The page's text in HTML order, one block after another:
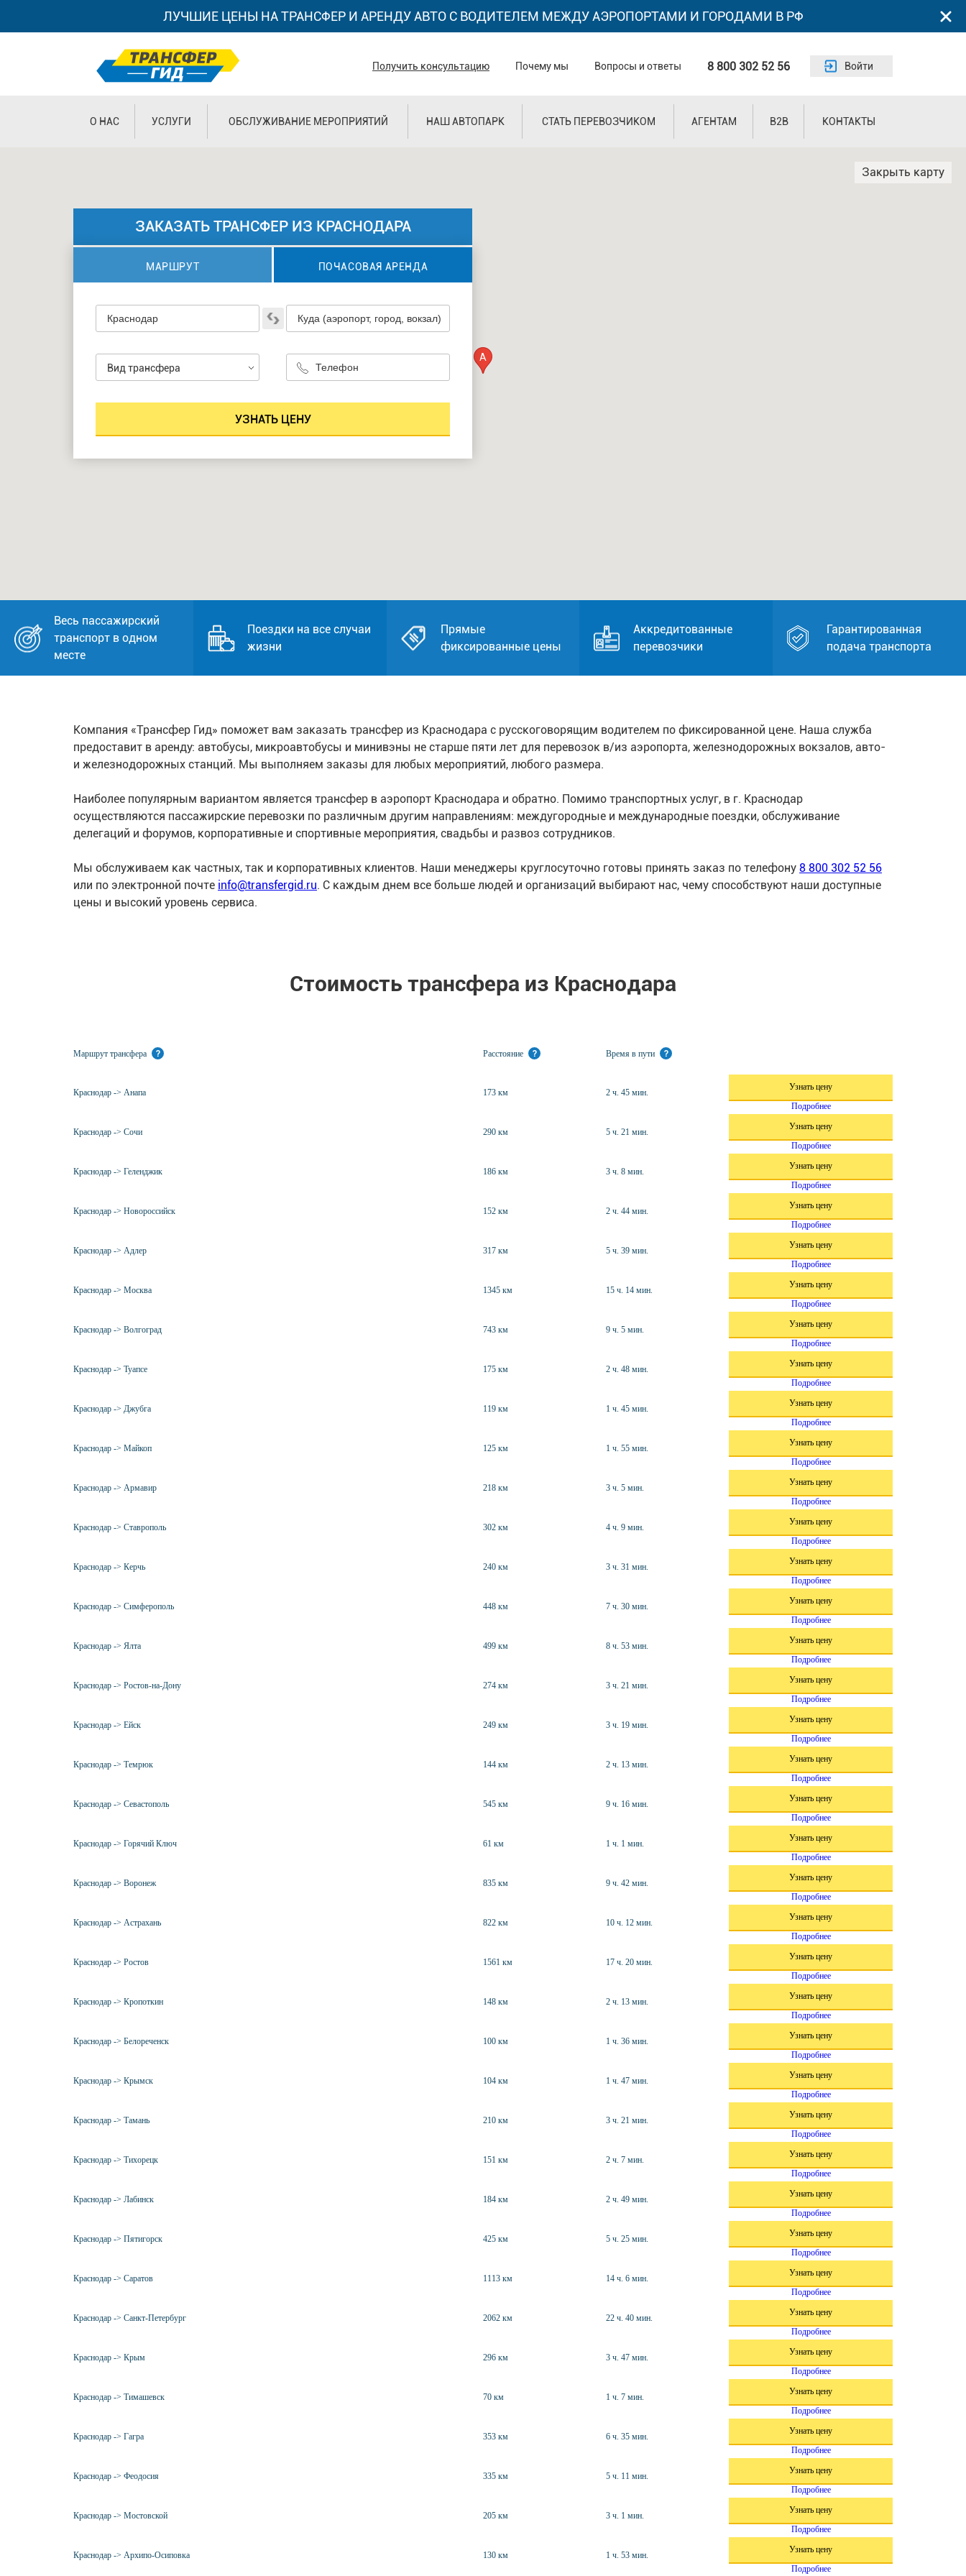
ЛУЧШИЕ ЦЕНЫ НА ТРАНСФЕР И АРЕНДУ АВТО С ВОДИТЕЛЕМ МЕЖДУ АЭРОПОРТАМИ И ГОРОДАМИ В РФ
Получить консультацию Почему мы Вопросы и ответы 8 800 302 52 56 Войти
О НАС УСЛУГИ ОБСЛУЖИВАНИЕ МЕРОПРИЯТИЙ НАШ АВТОПАРК СТАТЬ ПЕРЕВОЗЧИКОМ АГЕНТАМ B2B КОНТАКТЫ
Закрыть карту
A
ЗАКАЗАТЬ ТРАНСФЕР ИЗ КРАСНОДАРА
МАРШРУТ ПОЧАСОВАЯ АРЕНДА
Вид трансфера
Весь пассажирский
транспорт в одном
месте
Поездки на все случаи
жизни
Прямые
фиксированные цены
Аккредитованные
перевозчики
Гарантированная
подача транспорта
Компания «Трансфер Гид» поможет вам заказать трансфер из Краснодара с русскоговорящим водителем по фиксированной цене. Наша служба
предоставит в аренду: автобусы, микроавтобусы и минивэны не старше пяти лет для перевозок в/из аэропорта, железнодорожных вокзалов, авто-
и железнодорожных станций. Мы выполняем заказы для любых мероприятий, любого размера.
Наиболее популярным вариантом является трансфер в аэропорт Краснодара и обратно. Помимо транспортных услуг, в г. Краснодар
осуществляются пассажирские перевозки по различным другим направлениям: междугородные и международные поездки, обслуживание
делегаций и форумов, корпоративные и спортивные мероприятия, свадьбы и развоз сотрудников.
Мы обслуживаем как частных, так и корпоративных клиентов. Наши менеджеры круглосуточно готовы принять заказ по телефону 8 800 302 52 56
или по электронной почте info@transfergid.ru. С каждым днем все больше людей и организаций выбирают нас, чему способствуют наши доступные
цены и высокий уровень сервиса.
Стоимость трансфера из Краснодара
Маршрут трансфера ? Расстояние ? Время в пути ?
Краснодар -> Анапа 173 км 2 ч. 45 мин.
Узнать цену
Подробнее
Краснодар -> Сочи 290 км 5 ч. 21 мин.
Узнать цену
Подробнее
Краснодар -> Геленджик 186 км 3 ч. 8 мин.
Узнать цену
Подробнее
Краснодар -> Новороссийск 152 км 2 ч. 44 мин.
Узнать цену
Подробнее
Краснодар -> Адлер 317 км 5 ч. 39 мин.
Узнать цену
Подробнее
Краснодар -> Москва 1345 км 15 ч. 14 мин.
Узнать цену
Подробнее
Краснодар -> Волгоград 743 км 9 ч. 5 мин.
Узнать цену
Подробнее
Краснодар -> Туапсе 175 км 2 ч. 48 мин.
Узнать цену
Подробнее
Краснодар -> Джубга 119 км 1 ч. 45 мин.
Узнать цену
Подробнее
Краснодар -> Майкоп 125 км 1 ч. 55 мин.
Узнать цену
Подробнее
Краснодар -> Армавир 218 км 3 ч. 5 мин.
Узнать цену
Подробнее
Краснодар -> Ставрополь 302 км 4 ч. 9 мин.
Узнать цену
Подробнее
Краснодар -> Керчь 240 км 3 ч. 31 мин.
Узнать цену
Подробнее
Краснодар -> Симферополь 448 км 7 ч. 30 мин.
Узнать цену
Подробнее
Краснодар -> Ялта 499 км 8 ч. 53 мин.
Узнать цену
Подробнее
Краснодар -> Ростов-на-Дону 274 км 3 ч. 21 мин.
Узнать цену
Подробнее
Краснодар -> Ейск 249 км 3 ч. 19 мин.
Узнать цену
Подробнее
Краснодар -> Темрюк 144 км 2 ч. 13 мин.
Узнать цену
Подробнее
Краснодар -> Севастополь 545 км 9 ч. 16 мин.
Узнать цену
Подробнее
Краснодар -> Горячий Ключ 61 км 1 ч. 1 мин.
Узнать цену
Подробнее
Краснодар -> Воронеж 835 км 9 ч. 42 мин.
Узнать цену
Подробнее
Краснодар -> Астрахань 822 км 10 ч. 12 мин.
Узнать цену
Подробнее
Краснодар -> Ростов 1561 км 17 ч. 20 мин.
Узнать цену
Подробнее
Краснодар -> Кропоткин 148 км 2 ч. 13 мин.
Узнать цену
Подробнее
Краснодар -> Белореченск 100 км 1 ч. 36 мин.
Узнать цену
Подробнее
Краснодар -> Крымск 104 км 1 ч. 47 мин.
Узнать цену
Подробнее
Краснодар -> Тамань 210 км 3 ч. 21 мин.
Узнать цену
Подробнее
Краснодар -> Тихорецк 151 км 2 ч. 7 мин.
Узнать цену
Подробнее
Краснодар -> Лабинск 184 км 2 ч. 49 мин.
Узнать цену
Подробнее
Краснодар -> Пятигорск 425 км 5 ч. 25 мин.
Узнать цену
Подробнее
Краснодар -> Саратов 1113 км 14 ч. 6 мин.
Узнать цену
Подробнее
Краснодар -> Санкт-Петербург 2062 км 22 ч. 40 мин.
Узнать цену
Подробнее
Краснодар -> Крым 296 км 3 ч. 47 мин.
Узнать цену
Подробнее
Краснодар -> Тимашевск 70 км 1 ч. 7 мин.
Узнать цену
Подробнее
Краснодар -> Гагра 353 км 6 ч. 35 мин.
Узнать цену
Подробнее
Краснодар -> Феодосия 335 км 5 ч. 11 мин.
Узнать цену
Подробнее
Краснодар -> Мостовской 205 км 3 ч. 1 мин.
Узнать цену
Подробнее
Краснодар -> Архипо-Осиповка 130 км 1 ч. 53 мин.
Узнать цену
Подробнее